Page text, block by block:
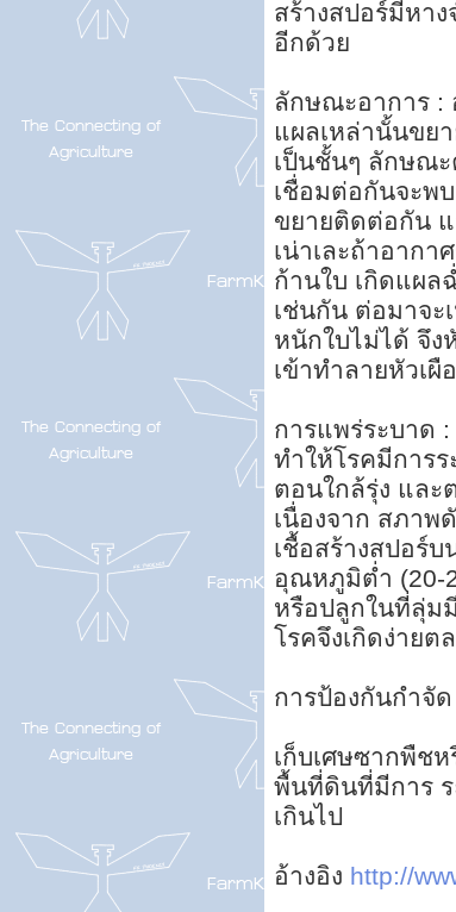
สร้างสปอร์มีหา
อีกด้วย
ลักษณะอาการ :
แผลเหล่านั้นขย
เป็นชั้นๆ ลักษณ
เชื่อมต่อกันจะพ
ขยายติดต่อกัน แ
เน่าเละถ้าอาก
ก้านใบ เกิดแผล
เช่นกัน ต่อมาจะ
หนักใบไม่ได้ จึง
เข้าทำลายหัวเผื
การแพร่ระบาด
ทำให้โรคมีการ
ตอนใกล้รุ่ง แล
เนื่องจาก สภาพ
เชื้อสร้างสปอร์
อุณหภูมิต่ำ (20-
หรือปลูกในที่ลุ่ม
โรคจึงเกิดง่ายต
การป้องกันกำจัด
เก็บเศษซากพืช
พื้นที่ดินที่มีการ
เกินไป
อ้างอิง http://